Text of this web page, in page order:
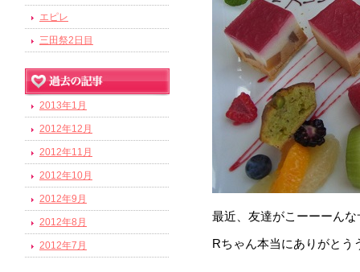
最近、友達がこーーーん
Rちゃん本当にありがとう
エピレ
三田祭2日目
2013年1月
2012年12月
2012年11月
2012年10月
2012年9月
2012年8月
2012年7月